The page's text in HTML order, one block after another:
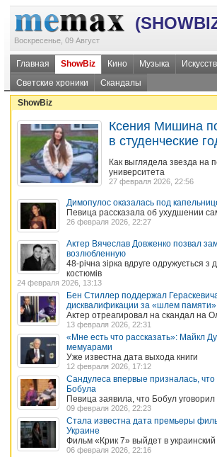
Воскресенье, 09 Август
Главная ShowBiz Кино Музыка
Светские хроники
Скандалы
ShowBiz
Ксения Мишина
в студенческие
Как выглядела звезда на
университета
27 февраля 2026, 22:56
Димопулос оказалась под
Певица рассказала об ухудшении
26 февраля 2026, 22:27
Актер Вячеслав Довженко позвал
возлюбленную
48-річна зірка вдруге одружується з
костюмів
24 февраля 2026, 13:13
Бен Стиллер поддержал
дисквалификации за «шлем памяти»
Актер отреагировал на скандал на
13 февраля 2026, 22:31
«Мне есть что рассказать»: Майкл
мемуарами
Уже известна дата выхода книги
12 февраля 2026, 17:12
Сандулеса впервые призналась,
Бобула
Певица заявила, что Бобул
09 февраля 2026, 22:23
Стала известна дата премьеры
Украине
Фильм «Крик 7» выйдет в
06 февраля 2026, 22:16